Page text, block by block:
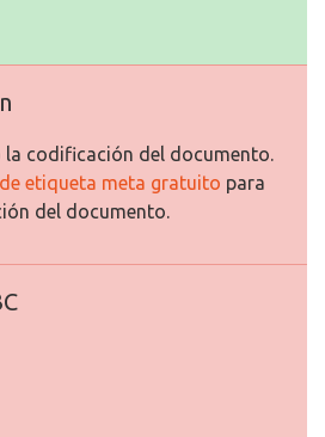
la codificación del documento.
etiqueta meta gratuito para
del documento.